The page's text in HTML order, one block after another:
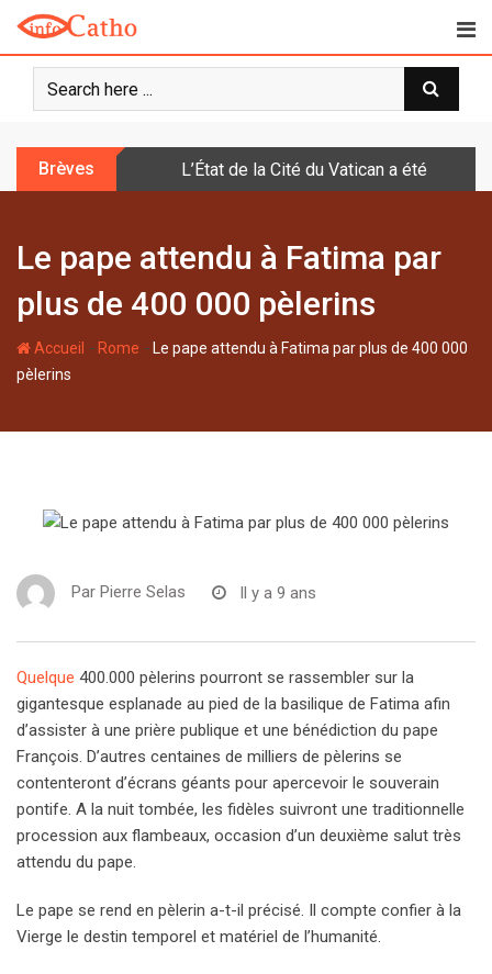
o
Brèves L’État de la Cité du Vatican a été doté
Le pape attendu à Fatima par
plus de 400 000 pèlerins
Accueil - Rome - Le pape attendu à Fatima par plus de 400 000
pèlerins
Par Pierre Selas Il y a 9 ans
Quelque 400.000 pèlerins pourront se rassembler sur la
gigantesque esplanade au pied de la basilique de Fatima afin
d’assister à une prière publique et une bénédiction du pape
François. D’autres centaines de milliers de pèlerins se
contenteront d’écrans géants pour apercevoir le souverain
pontife. A la nuit tombée, les fidèles suivront une traditionnelle
procession aux flambeaux, occasion d’un deuxième salut très
attendu du pape.
Le pape se rend en pèlerin a-t-il précisé. Il compte confier à la
Vierge le destin temporel et matériel de l’humanité.